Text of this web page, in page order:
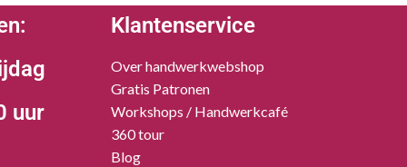
uur
Klantenservice
Over handwerkwebshop
Gratis Patronen
Workshops / Handwerkcafé
360 tour
Blog